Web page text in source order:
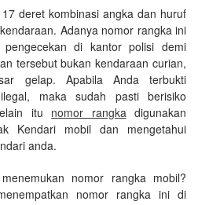
deret kombinasi angka dan huruf
Adanya nomor rangka ini
di kantor polisi demi
tersebut bukan kendaraan curian,
gelap. Apabila Anda terbukti
maka sudah pasti berisiko
itu nomor rangka digunakan
Kendari mobil dan mengetahui
anda.
nomor rangka mobil?
nomor rangka ini di